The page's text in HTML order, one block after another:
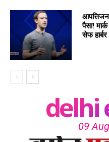
पैसा!
सेफ
delhi
09